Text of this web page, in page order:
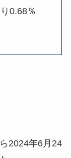
0.68％
2024年6月24